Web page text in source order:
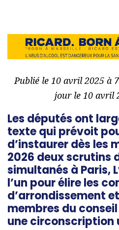
Publié le 10 avril 2025 à
jour le 10 avril
Les députés ont
texte qui prévoit
d’instaurer dès les
2026 deux scrutins
simultanés à Paris,
l’un pour élire les
d’arrondissement
membres du
une circonscription